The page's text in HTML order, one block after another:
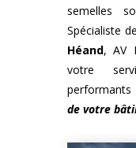
semelles
Spécialiste
Héand, AV
votre
performants
de votre